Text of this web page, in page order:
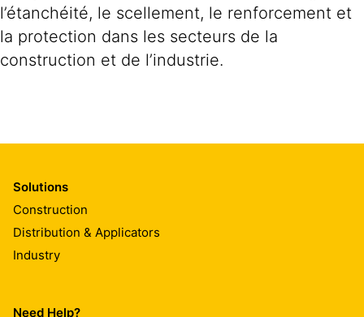
l’étanchéité, le scellement, le renforcement et
la protection dans les secteurs de la
construction et de l’industrie.
Solutions
Construction
Distribution & Applicators
Industry
Need Help?